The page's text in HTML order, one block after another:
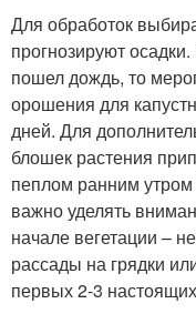
Для обработок
прогнозируют
пошел дождь, то
орошения для
дней. Для
блошек растения
пеплом ранним
важно уделять
начале вегетации –
рассады на грядки
первых 2-3